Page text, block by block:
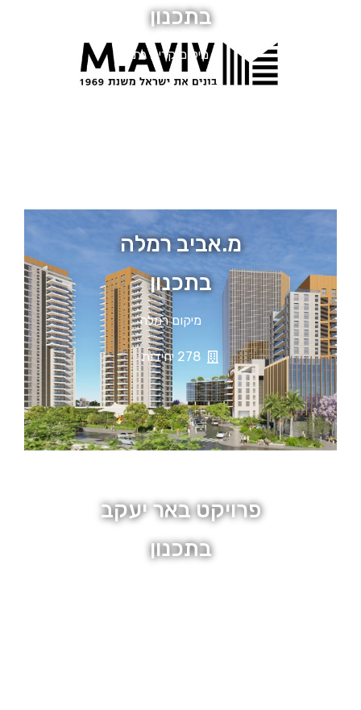
בתכנון
מיקום קרית גת
218 יחידות
מ.אביב רמלה
בתכנון
מיקום רמלה
278 יחידות
פרויקט באר יעקב
בתכנון